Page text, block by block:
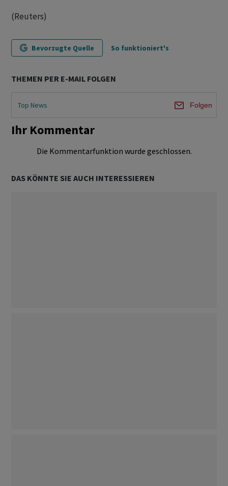
(Reuters)
Bevorzugte Quelle So funktioniert's
THEMEN PER E-MAIL FOLGEN
Top News Folgen
Ihr Kommentar
Die Kommentarfunktion wurde geschlossen.
DAS KÖNNTE SIE AUCH INTERESSIEREN